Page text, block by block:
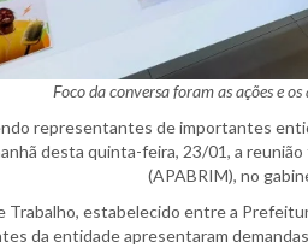
Foco da conversa foram as ações e
representantes de importantes
desta quinta-feira, 23/01, a
(APABRIM), no
Trabalho, estabelecido entre a
da entidade apresentaram